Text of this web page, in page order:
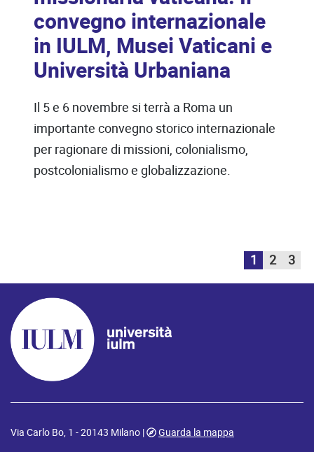
convegno internazionale
in IULM, Musei Vaticani e
Università Urbaniana
Il 5 e 6 novembre si terrà a Roma un
importante convegno storico internazionale
per ragionare di missioni, colonialismo,
postcolonialismo e globalizzazione.
1 2 3
Via Carlo Bo, 1 - 20143 Milano |
Guarda la mappa